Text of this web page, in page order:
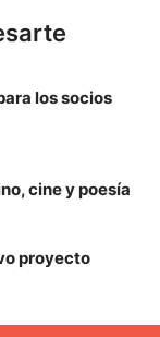
los socios
cine y poesía
proyecto